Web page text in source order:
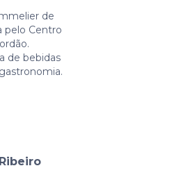
de
pelo Centro
de bebidas